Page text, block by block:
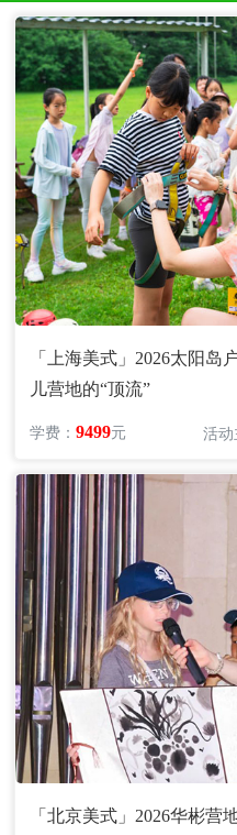
北京西点军事夏令营
上海奥林修斯夏令营
引航者教育夏令营
浙江莫干山1932夏令营
湖南铁血猎人军事夏令营
「上海美式」2026太阳岛
儿营地的“顶流”
学费：9499元 活动
「北京美式」2026华彬营